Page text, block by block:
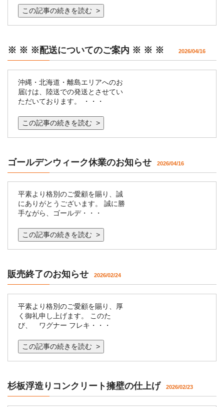
この記事の続きを読む >
※ ※ ※配送についてのご案内 ※ ※ ※ 2026/04/16
沖縄・北海道・離島エリアへのお
届けは、陸送での発送とさせてい
ただいております。 ・・・
この記事の続きを読む >
ゴールデンウィーク休業のお知らせ 2026/04/16
平素より格別のご愛顧を賜り、誠
にありがとうございます。 誠に勝
手ながら、ゴールデ・・・
この記事の続きを読む >
販売終了のお知らせ 2026/02/24
平素より格別のご愛顧を賜り、厚
く御礼申し上げます。 このた
び、 ワグナー フレキ・・・
この記事の続きを読む >
杉板浮造りコンクリート擁壁の仕上げ 2026/02/23